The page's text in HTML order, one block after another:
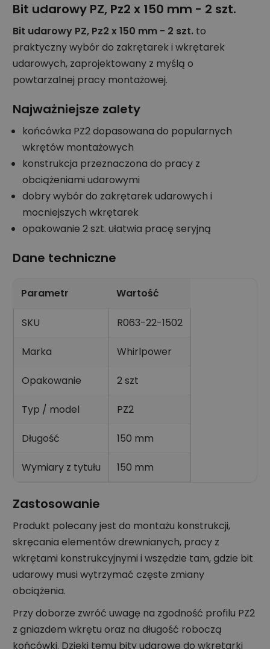
Bit udarowy PZ, Pz2 x 150 mm - 2 szt.
Bit udarowy PZ, Pz2 x 150 mm - 2 szt. to
praktyczny wybór do zakrętarek i wkrętarek
udarowych, zaprojektowany z myślą o
powtarzalnej pracy montażowej.
Najważniejsze zalety
końcówka PZ2 dopasowana do popularnych
wkrętów montażowych
konstrukcja przeznaczona do pracy z
obciążeniami udarowymi
dobry wybór do zakrętarek udarowych i
mocniejszych wkrętarek
opakowanie 2 szt. ułatwia pracę seryjną
Dane techniczne
Parametr Wartość
SKU R063-22-1502
Marka Whirlpower
Opakowanie 2 szt
Typ / model PZ2
Długość 150 mm
Wymiary z tytułu 150 mm
Zastosowanie
Produkt polecany jest do montażu konstrukcji,
skręcania elementów drewnianych, pracy z
wkrętami konstrukcyjnymi i wszędzie tam, gdzie bit
udarowy musi wytrzymać częste zmiany
obciążenia.
Przy doborze zwróć uwagę na zgodność profilu PZ2
z gniazdem wkrętu oraz na długość roboczą
końcówki. Dzięki temu bity udarowe do wkrętarki